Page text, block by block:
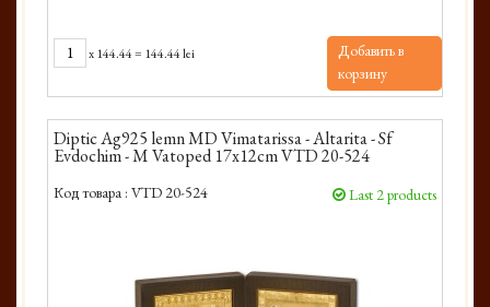
x144.44= 144.44 lei
Добавить в
корзину
Diptic Ag925 lemn MD Vimatarissa - Altarita - Sf
Evdochim - M Vatoped 17x12cm VTD 20-524
Код товара : VTD 20-524 Last 2 products